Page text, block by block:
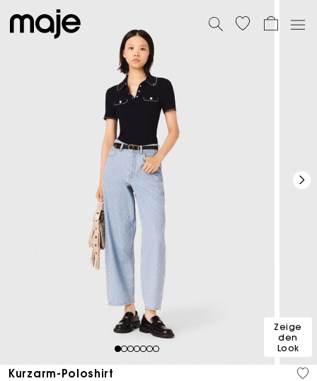
1234567
Zeige
den
Look
Kurzarm-Poloshirt